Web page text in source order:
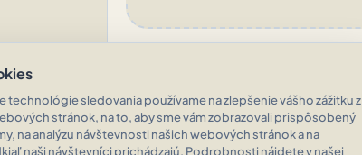
technológie sledovania používame na zlepšenie vášho zážitku z
stránok, na to, aby sme vám zobrazovali prispôsobený
na analýzu návštevnosti našich webových stránok a na
naši návštevníci prichádzajú. Podrobnosti nájdete v našej